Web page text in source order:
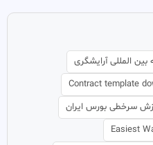
بین المللی آرایشگری
Contract template
سرخطی بورس ایران
Easiest